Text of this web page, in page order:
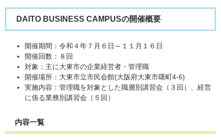
DAITO BUSINESS CAMPUSの開催概要
開催期間：令和４年７月６日～１１月１６日
開催回数：８回
対象：主に大東市の企業経営者・管理職
開催場所：大東市立市民会館(大阪府大東市曙町4-6)
実施内容：管理職を対象とした職層別講習会（３回）、経営
に係る業務別講習会（５回）
内容一覧